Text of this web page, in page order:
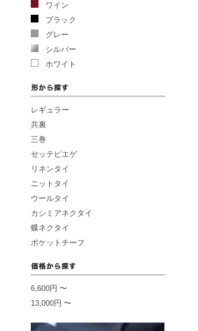
ワイン
ブラック
グレー
シルバー
ホワイト
レギュラー
共裏
三巻
セッテピエゲ
リネンタイ
ニットタイ
ウールタイ
カシミアネクタイ
蝶ネクタイ
ポケットチーフ
6,600円 〜
13,000円 〜